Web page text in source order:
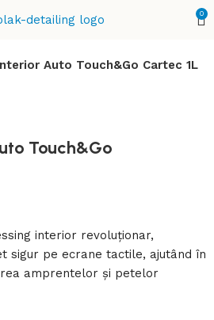
0
Auto Touch&Go Cartec 1L
Touch&Go
interior revoluționar,
sigur pe ecrane tactile, ajutând în
amprentelor și petelor